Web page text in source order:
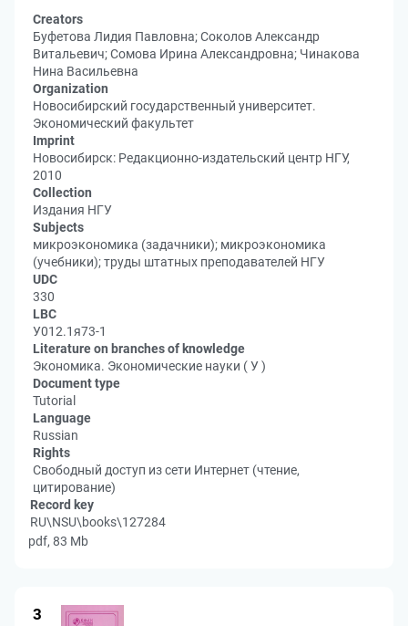
Creators
Буфетова Лидия Павловна; Соколов Александр
Витальевич; Сомова Ирина Александровна; Чинакова
Нина Васильевна
Organization
Новосибирский государственный университет.
Экономический факультет
Imprint
Новосибирск: Редакционно-издательский центр НГУ,
2010
Collection
Издания НГУ
Subjects
микроэкономика (задачники); микроэкономика
(учебники); труды штатных преподавателей НГУ
UDC
330
LBC
У012.1я73-1
Literature on branches of knowledge
Экономика. Экономические науки ( У )
Document type
Tutorial
Language
Russian
Rights
Свободный доступ из сети Интернет (чтение,
цитирование)
Record key
RU\NSU\books\127284
pdf, 83 Mb
3